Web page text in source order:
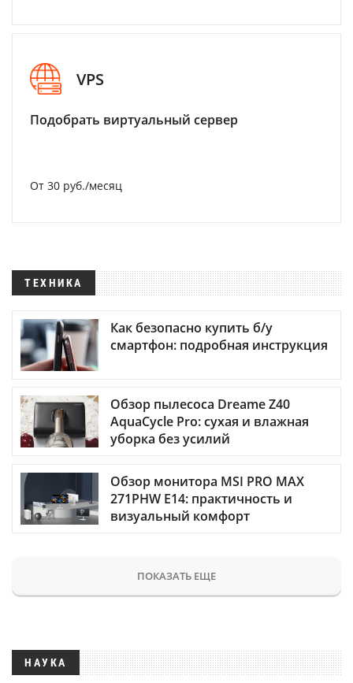
VPS
Подобрать виртуальный сервер
От 30 руб./месяц
ТЕХНИКА
Как безопасно купить б/у
смартфон: подробная инструкция
Обзор пылесоса Dreame Z40
AquaCycle Pro: сухая и влажная
уборка без усилий
Обзор монитора MSI PRO MAX
271PHW E14: практичность и
визуальный комфорт
ПОКАЗАТЬ ЕЩЕ
НАУКА